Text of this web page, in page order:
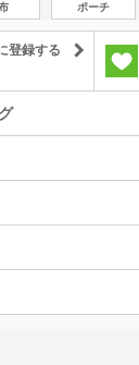
ポーチ
登録する